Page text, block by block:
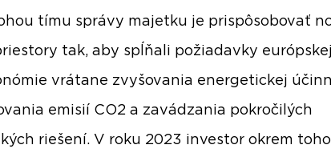
tímu správy majetku je prispôsobovať
tak, aby spĺňali požiadavky európskej
vrátane zvyšovania energetickej
emisií CO2 a zavádzania pokročilých
riešení. V roku 2023 investor okrem